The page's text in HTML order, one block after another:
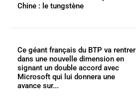
Chine : le tungstène
Ce géant français du BTP va rentrer
dans une nouvelle dimension en
signant un double accord avec
Microsoft qui lui donnera une
avance sur...